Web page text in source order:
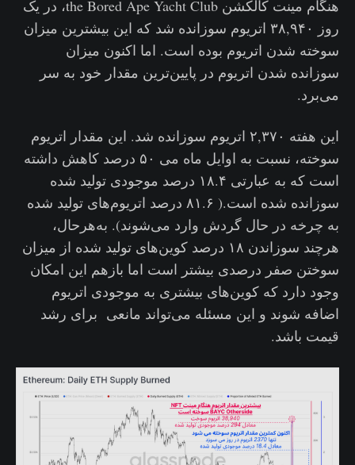
هنگام مینت کالکشن the Bored Ape Yacht Club، در یک
روز ۳۸,۹۴۰ اتریوم سوزانده شد که این بیشترین میزان
سوخته شدن اتریوم بوده است. اما اکنون میزان
سوزانده شدن اتریوم در پایین‌ترین مقدار خود به سر
می‌برد.
این هفته ۲,۳۷۰ اتریوم سوزانده شد. این مقدار اتریوم
سوخته، نسبت به اوایل ماه می ۵۰ درصد کاهش داشته
است که به عبارتی ۱۸.۴ درصد موجودی تولید شده
سوزانده شده است.( ۸۱.۶ درصد اتریوم‌های تولید شده
به چرخه در حال گردش وارد می‌شوند). به‌هرحال،
هرچند سوزاندن ۱۸ درصد کوین‌های تولید شده از میزان
سوختن صفر درصدی بیشتر است اما بازهم این امکان
وجود دارد که کوین‌های بیشتری به موجودی اتریوم
اضافه شوند و این مسئله می‌تواند مانعی برای رشد
قیمت باشد.